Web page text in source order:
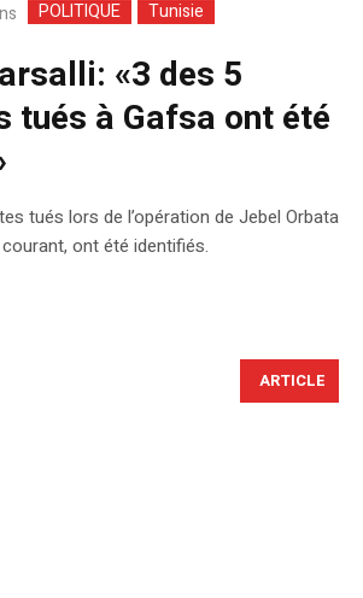
POLITIQUE Tunisie
«3 des 5
tués à Gafsa ont été
tués lors de l’opération de Jebel Orbata
ont été identifiés.
ARTICLE